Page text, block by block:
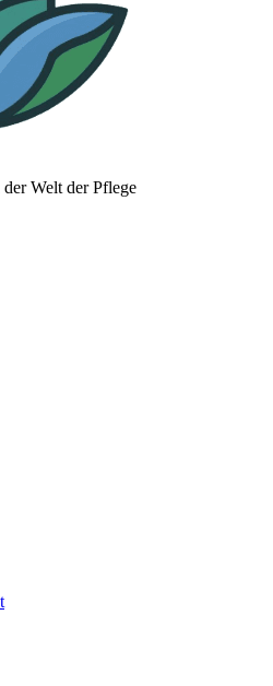
Welt der Pflege